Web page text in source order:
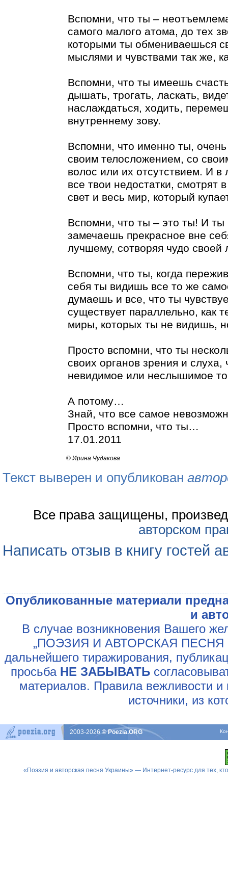
Вспомни, что ты –
самого малого атома, до тех
которыми ты обмениваешься
мыслями и чувствами так же,
Вспомни, что ты имеешь
дышать, трогать, ласкать,
наслаждаться, ходить,
внутреннему зову.
Вспомни, что именно ты,
своим телосложением, со
волос или их отсутствием. И в
все твои недостатки, смотрят
свет и весь мир, который
Вспомни, что ты – это ты! И ты
замечаешь прекрасное вне
лучшему, сотворяя чудо
Вспомни, что ты, когда
себя ты видишь все то же
думаешь и все, что ты
существует параллельно, как
миры, которых ты не видишь,
Просто вспомни, что ты
своих органов зрения и
невидимое или неслышимое
А потому…
Знай, что все самое
Просто вспомни, что ты…
17.01.2011
© Ирина Чудакова
Текст выверен и опубликован
Все права защищены,
авторском
Написать отзыв в книгу гостей
Опубликованные материали
и
В случае возникновения Вашего
„ПОЭЗИЯ И АВТОРСКАЯ ПЕСНЯ
дальнейшего тиражирования,
просьба НЕ ЗАБЫВАТЬ
материалов. Правила вежливости и
источники, из
2003-2026© Poezia.ORG
«Поэзия и авторская песня Украины» — Интернет-ресурс для тех,